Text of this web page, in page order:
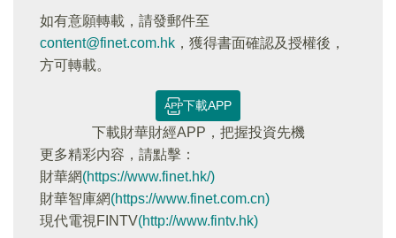
如有意願轉載，請發郵件至
content@finet.com.hk ，獲得書面確認及授權後，
方可轉載。
下載APP
下載財華財經APP，把握投資先機
更多精彩内容，請點擊：
財華網(https://www.finet.hk/)
財華智庫網(https://www.finet.com.cn)
現代電視FINTV(http://www.fintv.hk)